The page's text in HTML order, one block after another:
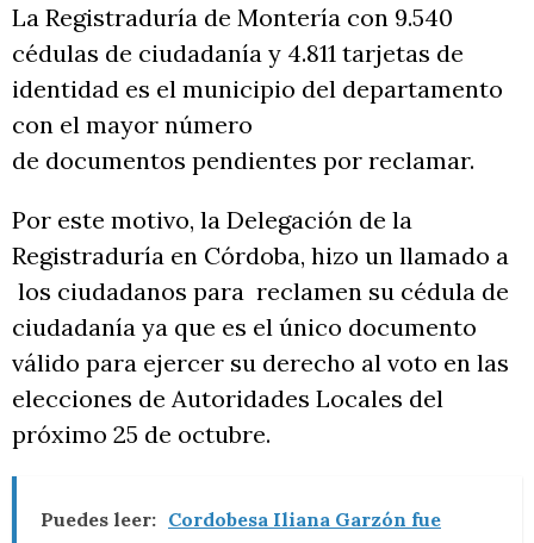
La Registraduría de Montería con 9.540
cédulas de ciudadanía y 4.811 tarjetas de
identidad es el municipio del departamento
con el mayor número
de documentos pendientes por reclamar.
Por este motivo, la Delegación de la
Registraduría en Córdoba, hizo un llamado a
los ciudadanos para reclamen su cédula de
ciudadanía ya que es el único documento
válido para ejercer su derecho al voto en las
elecciones de Autoridades Locales del
próximo 25 de octubre.
Puedes leer: Cordobesa Iliana Garzón fue